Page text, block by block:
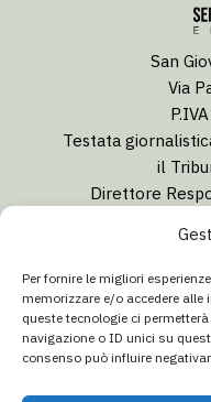
Per fornire le migliori
memorizzare e/o accedere
queste tecnologie ci
navigazione o ID unici su
consenso può influire
San
Via
Testata
il
Direttore